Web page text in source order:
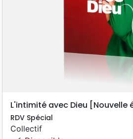
L'intimité avec Dieu [Nouvelle
RDV Spécial
Collectif